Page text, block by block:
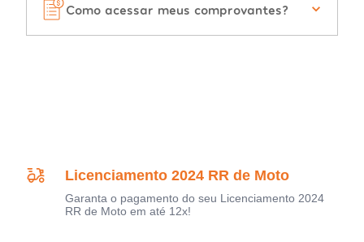
Como acessar meus comprovantes?
Licenciamento 2024 RR de Moto
Garanta o pagamento do seu Licenciamento 2024
RR de Moto em até 12x!